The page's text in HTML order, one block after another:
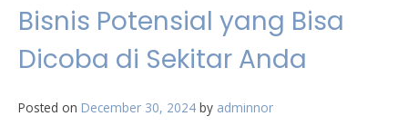
Bisnis Potensial yang Bisa
Dicoba di Sekitar Anda
Posted on December 30, 2024 by adminnor